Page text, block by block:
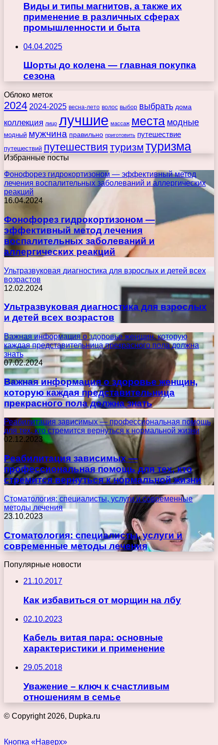
Виды и типы магнитов, а также их
применение в различных сферах
промышленности и быта
04.04.2025
Шорты до колена — главная покупка
сезона
Облоко меток
2024 2024-2025 весна-лето волос выбор выбрать дома
коллекция лицо лучшие массаж места модные
модный мужчина правильно приготовить путешествие
путешествий путешествия туризм туризма
Избранные посты
Фонофорез гидрокортизоном — эффективный метод
лечения воспалительных заболеваний и аллергических
реакций
16.04.2024
Фонофорез гидрокортизоном —
эффективный метод лечения
воспалительных заболеваний и
аллергических реакций
Ультразвуковая диагностика для взрослых и детей всех
возрастов
12.02.2024
Ультразвуковая диагностика для взрослых
и детей всех возрастов
Важная информация о здоровье женщин, которую
каждая представительница прекрасного пола должна
знать
07.02.2024
Важная информация о здоровье женщин,
которую каждая представительница
прекрасного пола должна знать
Реабилитация зависимых — профессиональная помощь
для тех, кто стремится вернуться к нормальной жизни
02.12.2023
Реабилитация зависимых —
профессиональная помощь для тех, кто
стремится вернуться к нормальной жизни
Стоматология: специалисты, услуги и современные
методы лечения
23.10.2023
Стоматология: специалисты, услуги и
современные методы лечения
Популярные новости
21.10.2017
Как избавиться от морщин на лбу
02.10.2023
Кабель витая пара: основные
характеристики и применение
29.05.2018
Уважение – ключ к счастливым
отношениям в семье
© Copyright 2026, Dupka.ru
Кнопка «Наверх»